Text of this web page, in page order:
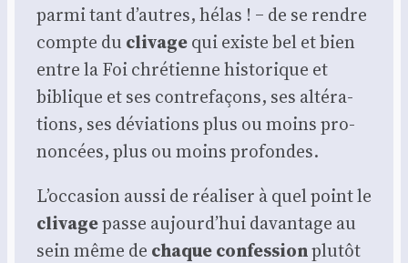
par­mi tant d’autres, hélas ! ‒ de se rendre
compte du cli­vagequi existe bel et bien
entre la Foi chré­tienne his­to­rique et
biblique et ses contre­fa­çons, ses alté­ra­
tions, ses dévia­tions plus ou moins pro­
non­cées, plus ou moins pro­fondes.
L’oc­ca­sion aus­si de réa­li­ser à quel point le
cli­vagepasse aujourd’­hui davan­tage au
sein même de chaque confes­sionplu­tôt